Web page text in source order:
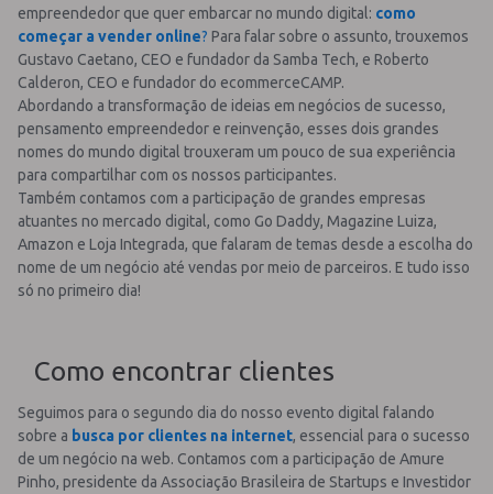
empreendedor que quer embarcar no mundo digital: como
começar a vender online? Para falar sobre o assunto, trouxemos
Gustavo Caetano, CEO e fundador da Samba Tech, e Roberto
Calderon, CEO e fundador do ecommerceCAMP.
Abordando a transformação de ideias em negócios de sucesso,
pensamento empreendedor e reinvenção, esses dois grandes
nomes do mundo digital trouxeram um pouco de sua experiência
para compartilhar com os nossos participantes.
Também contamos com a participação de grandes empresas
atuantes no mercado digital, como Go Daddy, Magazine Luiza,
Amazon e Loja Integrada, que falaram de temas desde a escolha do
nome de um negócio até vendas por meio de parceiros. E tudo isso
só no primeiro dia!
Como encontrar clientes
Seguimos para o segundo dia do nosso evento digital falando
sobre a busca por clientes na internet, essencial para o sucesso
de um negócio na web. Contamos com a participação de Amure
Pinho, presidente da Associação Brasileira de Startups e Investidor